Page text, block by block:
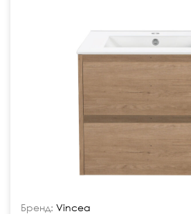
Бренд: Vincea